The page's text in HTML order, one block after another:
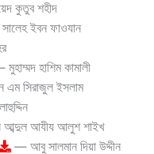
কুতুব শহীদ
ইবন ফাওযান
হাশিম কামালী
সিরাজুল ইসলাম
আব্দুল আযীয আলুশ শাইখ
— আবু সালমান দিয়া উদ্দীন